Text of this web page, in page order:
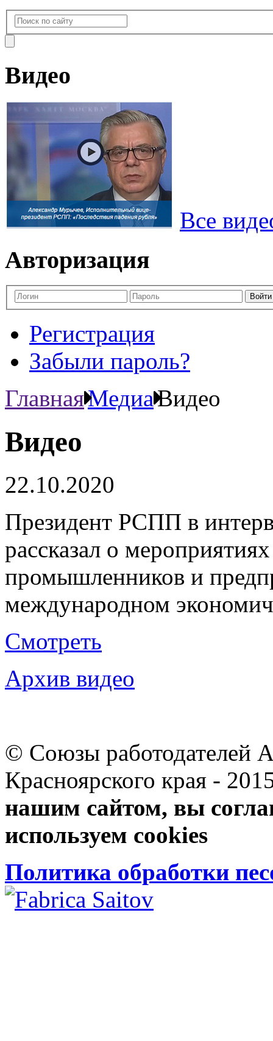
Видео
Все
Авторизация
Регистрация
Забыли пароль?
ГлавнаяМедиаВидео
Видео
22.10.2020
Президент РСПП в
рассказал о
промышленников и
международном
Смотреть
Архив видео
© Союзы работодателей
Красноярского
нашим сайтом, вы
используем cookies
Политика обработки